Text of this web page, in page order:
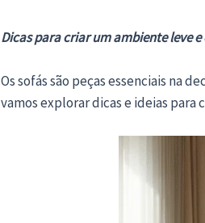
Dicas para criar um ambiente leve
Os sofás são peças essenciais na
vamos explorar dicas e ideias